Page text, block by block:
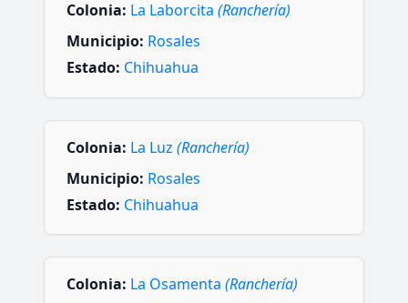
Colonia: La Laborcita (Ranchería)
Municipio: Rosales
Estado: Chihuahua
Colonia: La Luz (Ranchería)
Municipio: Rosales
Estado: Chihuahua
Colonia: La Osamenta (Ranchería)